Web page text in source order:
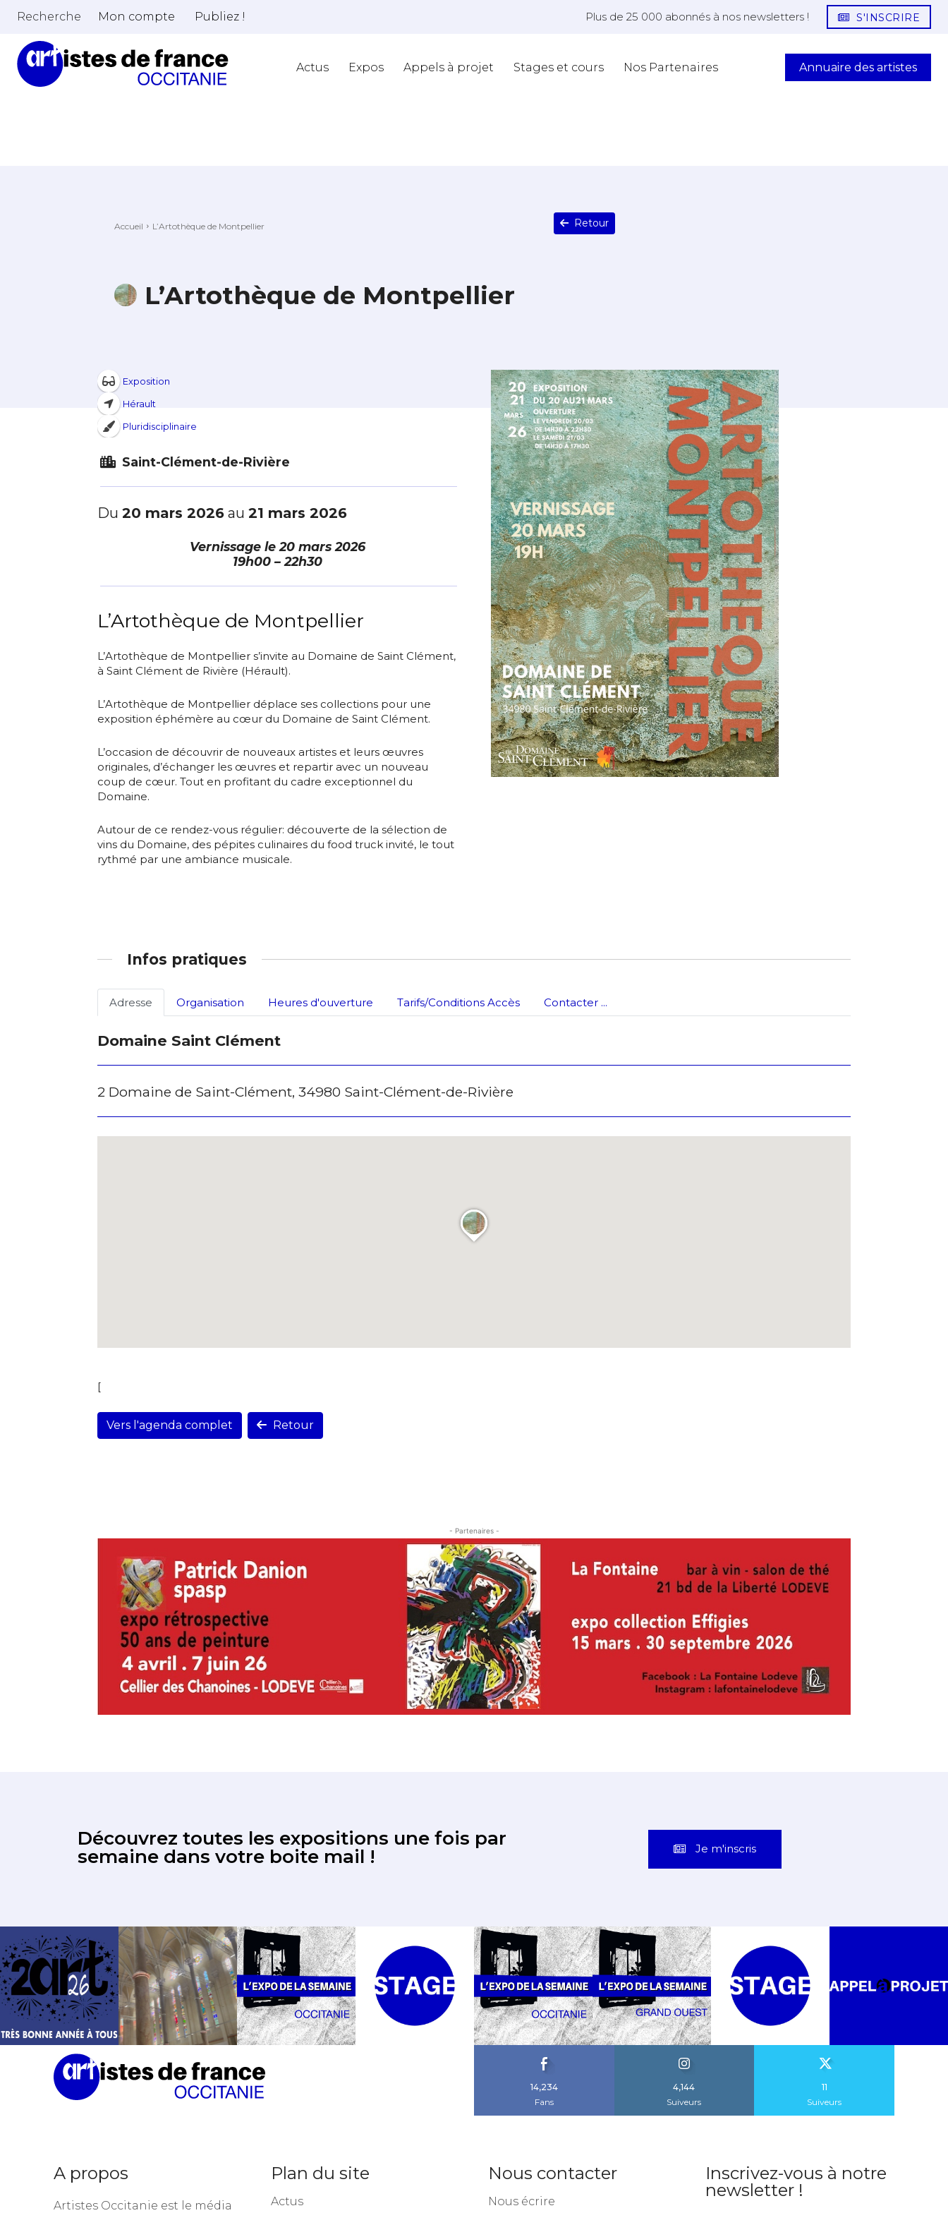
Adresse email*
Nom
Prénom
J'accepte les termes et conditions
Adresse email*
Prénom
Recherche Mon compte Publiez ! Plus de 25 000 abonnés à nos newsletters ! S'INSCRIRE
Actus Expos Appels à projet Stages et cours Nos Partenaires Annuaire des artistes
Accueil L’Artothèque de Montpellier Retour
L’Artothèque de Montpellier
Exposition
Hérault
Pluridisciplinaire
Saint-Clément-de-Rivière
Du 20 mars 2026 au 21 mars 2026
Vernissage le 20 mars 2026
19h00 – 22h30
L’Artothèque de Montpellier
L’Artothèque de Montpellier s’invite au Domaine de Saint Clément,
à Saint Clément de Rivière (Hérault).
L’Artothèque de Montpellier déplace ses collections pour une
exposition éphémère au cœur du Domaine de Saint Clément.
L’occasion de découvrir de nouveaux artistes et leurs œuvres
originales, d’échanger les œuvres et repartir avec un nouveau
coup de cœur. Tout en profitant du cadre exceptionnel du
Domaine.
Autour de ce rendez-vous régulier: découverte de la sélection de
vins du Domaine, des pépites culinaires du food truck invité, le tout
rythmé par une ambiance musicale.
Infos pratiques
Adresse Organisation Heures d'ouverture Tarifs/Conditions Accès Contacter ...
Domaine Saint Clément
2 Domaine de Saint-Clément, 34980 Saint-Clément-de-Rivière
[
Vers l'agenda complet Retour
- Partenaires -
Découvrez toutes les expositions une fois par
semaine dans votre boite mail !
Je m'inscris
14,234
Fans
4,144
Suiveurs
11
Suiveurs
A propos
Artistes Occitanie est le média
Plan du site
Actus
Nous contacter
Nous écrire
Inscrivez-vous à notre
newsletter !